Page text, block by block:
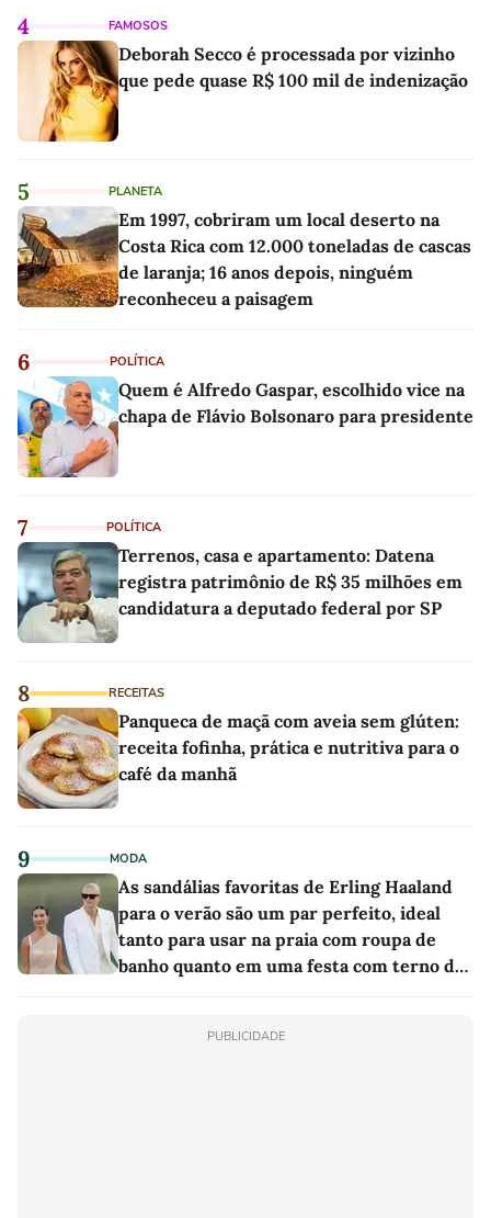
4 FAMOSOS
Deborah Secco é processada por vizinho
que pede quase R$ 100 mil de indenização
5 PLANETA
Em 1997, cobriram um local deserto na
Costa Rica com 12.000 toneladas de cascas
de laranja; 16 anos depois, ninguém
reconheceu a paisagem
6 POLÍTICA
Quem é Alfredo Gaspar, escolhido vice na
chapa de Flávio Bolsonaro para presidente
7 POLÍTICA
Terrenos, casa e apartamento: Datena
registra patrimônio de R$ 35 milhões em
candidatura a deputado federal por SP
8 RECEITAS
Panqueca de maçã com aveia sem glúten:
receita fofinha, prática e nutritiva para o
café da manhã
9 MODA
As sandálias favoritas de Erling Haaland
para o verão são um par perfeito, ideal
tanto para usar na praia com roupa de
banho quanto em uma festa com terno de
PUBLICIDADE